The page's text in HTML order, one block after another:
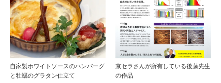
自家製ホワイトソースのハンバーグ
と牡蠣のグラタン仕立て
京セラさんが所有している後藤先生
の作品